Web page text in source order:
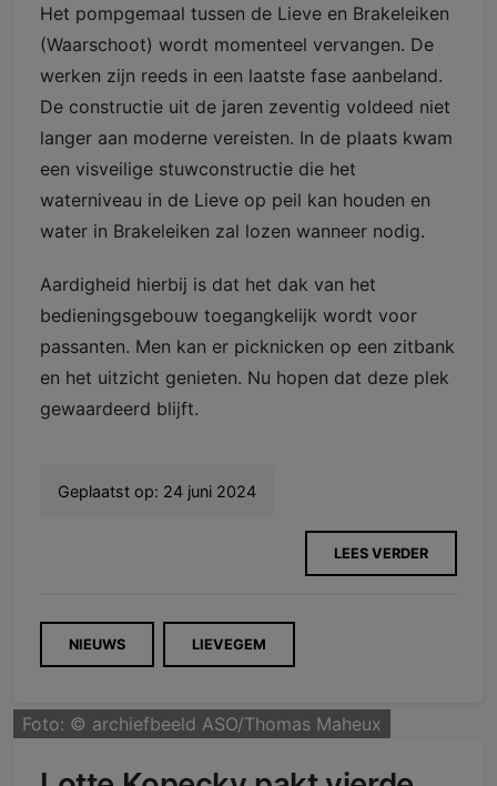
Het pompgemaal tussen de Lieve en Brakeleiken
(Waarschoot) wordt momenteel vervangen. De
werken zijn reeds in een laatste fase aanbeland.
De constructie uit de jaren zeventig voldeed niet
langer aan moderne vereisten. In de plaats kwam
een visveilige stuwconstructie die het
waterniveau in de Lieve op peil kan houden en
water in Brakeleiken zal lozen wanneer nodig.
Aardigheid hierbij is dat het dak van het
bedieningsgebouw toegangkelijk wordt voor
passanten. Men kan er picknicken op een zitbank
en het uitzicht genieten. Nu hopen dat deze plek
gewaardeerd blijft.
Geplaatst op: 24 juni 2024
LEES VERDER
NIEUWS LIEVEGEM
Foto: © archiefbeeld ASO/Thomas Maheux